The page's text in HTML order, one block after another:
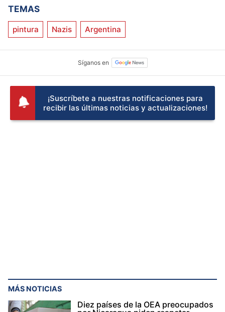
TEMAS
pintura Nazis Argentina
¡Suscríbete a nuestras notificaciones para
recibir las últimas noticias y actualizaciones!
MÁS NOTICIAS
Diez países de la OEA preocupados